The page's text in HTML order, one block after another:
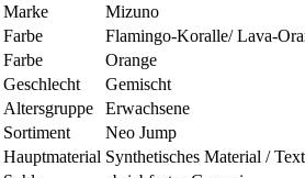
Marke
Mizuno
Farbe
Flamingo-Koralle/ Lava-
Farbe
Orange
Geschlecht
Gemischt
Altersgruppe
Erwachsene
Sortiment
Neo Jump
Hauptmaterial Synthetisches Material /